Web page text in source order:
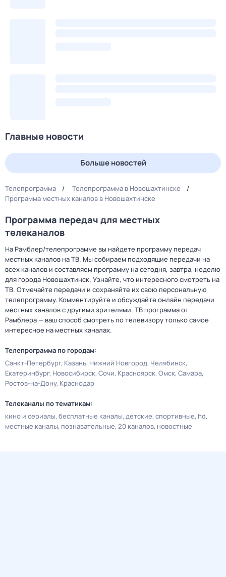
Главные новости
Больше новостей
Телепрограмма
Телепрограмма в Новошахтинске
Программа местных каналов в Новошахтинске
Программа передач для местных
телеканалов
На Рамблер/телепрограмме вы найдете программу передач
местных каналов на ТВ. Мы собираем подходящие передачи на
всех каналов и составляем программу на сегодня, завтра, неделю
для города Новошахтинск. Узнайте, что интересного смотреть на
ТВ. Отмечайте передачи и сохраняйте их свою персональную
телепрограмму. Комментируйте и обсуждайте онлайн передачи
местных каналов с другими зрителями. ТВ программа от
Рамблера — ваш способ смотреть по телевизору только самое
интересное на местных каналах.
Телепрограмма по городам:
Санкт-Петербург Казань Нижний Новгород Челябинск
Екатеринбург Новосибирск Сочи Красноярск Омск Самара
Ростов-на-Дону Краснодар
Телеканалы по тематикам:
кино и сериалы бесплатные каналы детские спортивные hd
местные каналы познавательные 20 каналов новостные